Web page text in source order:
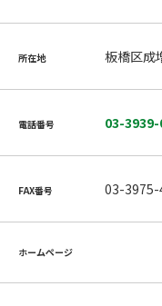
所在地 板橋区成
電話番号 03-3939-
FAX番号 03-3975-
ホームページ